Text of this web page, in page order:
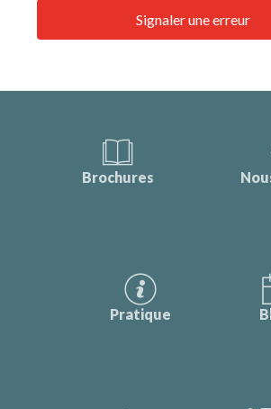
Signaler une erreur
Brochures
Pratique